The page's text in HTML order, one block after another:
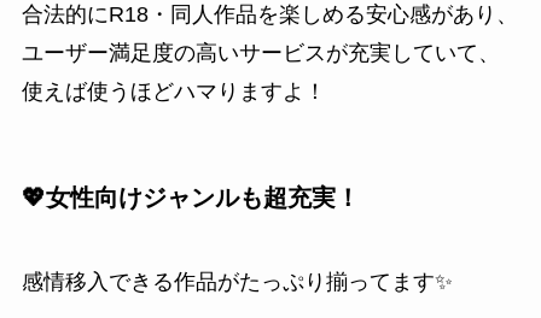
合法的にR18・同人作品を楽しめる安心感があり、
ユーザー満足度の高いサービスが充実していて、
使えば使うほどハマりますよ！
💖女性向けジャンルも超充実！
感情移入できる作品がたっぷり揃ってます✨